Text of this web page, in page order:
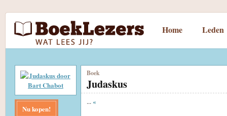
Home Leden
Nu kopen!
Boek
Judaskus
... «